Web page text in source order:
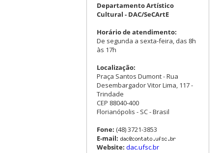
Departamento Artístico
Cultural - DAC/SeCArtE
Horário de atendimento:
De segunda a sexta-feira, das 8h
às 17h
Localização:
Praça Santos Dumont - Rua
Desembargador Vitor Lima, 117 -
Trindade
CEP 88040-400
Florianópolis - SC - Brasil
Fone: (48) 3721-3853
E-mail:
Website: dac.ufsc.br